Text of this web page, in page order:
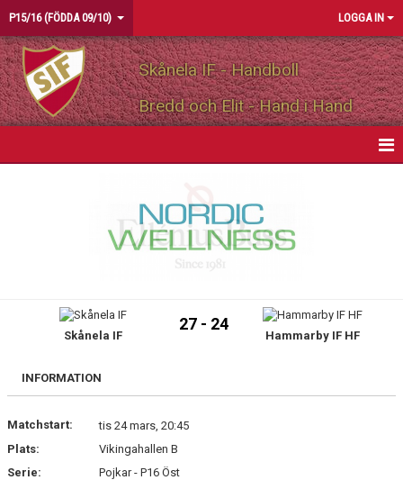
P15/16 (FÖDDA 09/10) LOGGA IN
Skånela IF - Handboll
Bredd och Elit - Hand i Hand
BILDGALLERI
KONTAKT
Skånela IF
27 - 24
Hammarby IF HF
INFORMATION
Matchstart:
tis 24 mars, 20:45
Plats:
Vikingahallen B
Serie:
Pojkar - P16 Öst